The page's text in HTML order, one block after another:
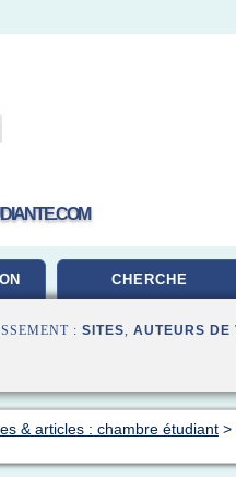
CHERCHE
: SITES, AUTEURS DE
& articles : chambre étudiant >